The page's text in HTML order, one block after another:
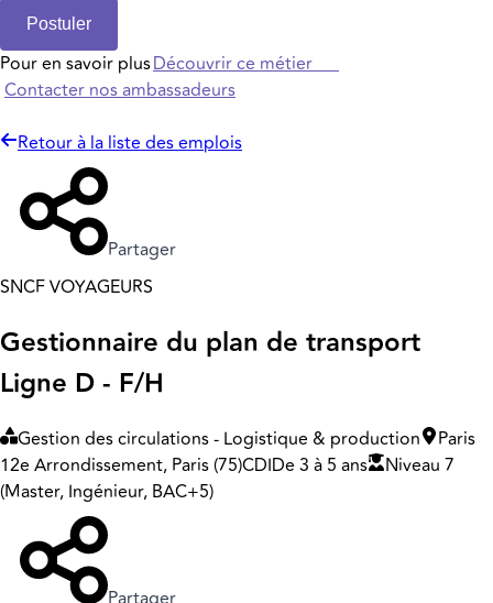
Postuler
Pour en savoir plusDécouvrir ce métier
Contacter nos ambassadeurs
Retour à la liste des emplois
Partager
SNCF VOYAGEURS
Gestionnaire du plan de transport
Ligne D - F/H
Gestion des circulations - Logistique & production
Paris
12e Arrondissement, Paris (75)CDIDe 3 à 5 ans
Niveau 7
(Master, Ingénieur, BAC+5)